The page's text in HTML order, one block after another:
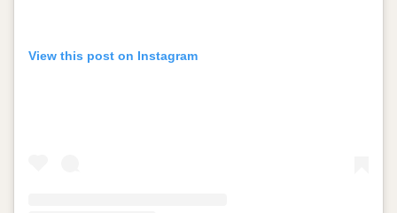
View this post on Instagram